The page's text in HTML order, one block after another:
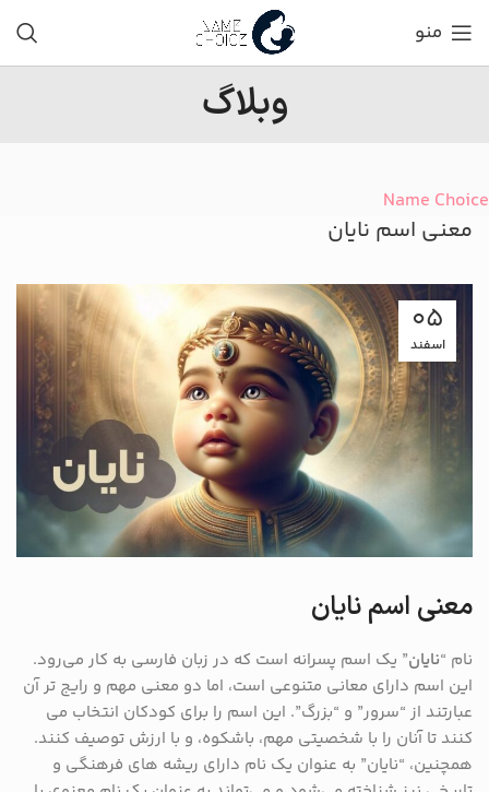
منو
وبلاگ
Name Choice
معنی اسم نایان
05
اسفند
معنی اسم نایان
نام “نایان” یک اسم پسرانه است که در زبان فارسی به کار می‌رود.
این اسم دارای معانی متنوعی است، اما دو معنی مهم و رایج ‌تر آن
عبارتند از “سرور” و “بزرگ”. این اسم را برای کودکان انتخاب می
کنند تا آنان را با شخصیتی مهم، باشکوه، و با ارزش توصیف کنند.
همچنین، “نایان” به عنوان یک نام دارای ریشه ‌های فرهنگی و